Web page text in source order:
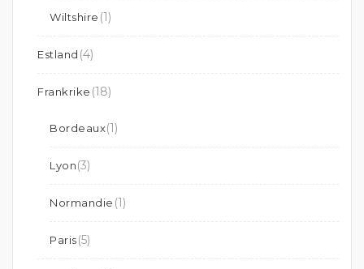
Wiltshire (1)
Estland (4)
Frankrike (18)
Bordeaux(1)
Lyon(3)
Normandie (1)
Paris(5)